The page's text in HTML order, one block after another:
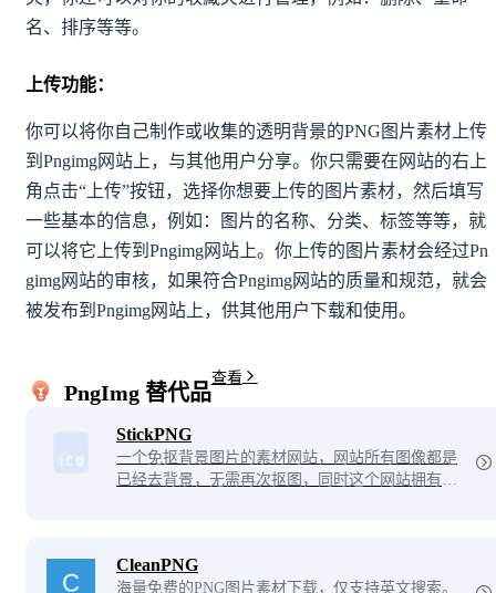
名、排序等等。
上传功能：
你可以将你自己制作或收集的透明背景的PNG图片素材上传
到Pngimg网站上，与其他用户分享。你只需要在网站的右上
角点击“上传”按钮，选择你想要上传的图片素材，然后填写
一些基本的信息，例如：图片的名称、分类、标签等等，就
可以将它上传到Pngimg网站上。你上传的图片素材会经过Pn
gimg网站的审核，如果符合Pngimg网站的质量和规范，就会
被发布到Pngimg网站上，供其他用户下载和使用。
PngImg 替代品
查看
StickPNG
一个免抠背景图片的素材网站，网站所有图像都是
已经去背景，无需再次抠图，同时这个网站拥有多
CleanPNG
海量免费的PNG图片素材下载，仅支持英文搜索。